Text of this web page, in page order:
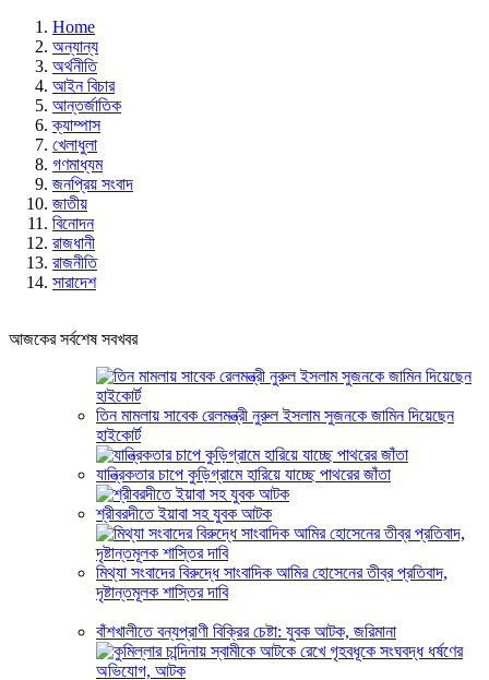
Home
অন্যান্য
অর্থনীতি
আইন বিচার
আন্তর্জাতিক
ক্যাম্পাস
খেলাধুলা
গণমাধ্যম
জনপ্রিয় সংবাদ
জাতীয়
বিনোদন
রাজধানী
রাজনীতি
সারাদেশ
আজকের সর্বশেষ সবখবর
তিন মামলায় সাবেক রেলমন্ত্রী নুরুল ইসলাম সুজনকে জামিন দিয়েছেন
হাইকোর্ট
যান্ত্রিকতার চাপে কুড়িগ্রামে হারিয়ে যাচ্ছে পাথরের জাঁতা
শ্রীবরদীতে ইয়াবা সহ যুবক আটক
মিথ্যা সংবাদের বিরুদ্ধে সাংবাদিক আমির হোসেনের তীব্র প্রতিবাদ,
দৃষ্টান্তমূলক শাস্তির দাবি
বাঁশখালীতে বন্যপ্রাণী বিক্রির চেষ্টা: যুবক আটক, জরিমানা